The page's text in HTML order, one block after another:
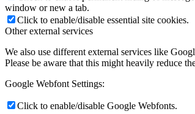
window or new a tab.
Click to enable/disable essential site cookies.
Other external services
We also use different external services like
Please be aware that this might heavily reduce
Google Webfont Settings:
Click to enable/disable Google Webfonts.